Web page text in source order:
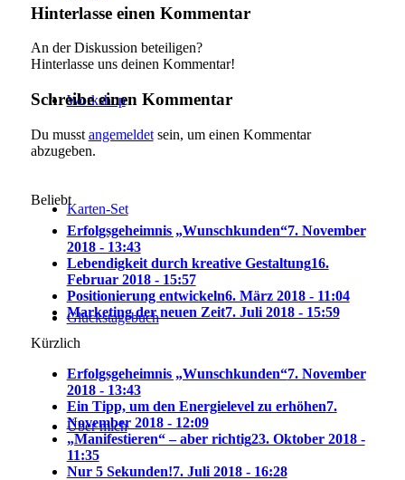
Workshop
Karten-Set
Glückstagebuch
Über mich
Hinterlasse einen Kommentar
An der Diskussion beteiligen?
Hinterlasse uns deinen Kommentar!
Schreibe einen Kommentar
Du musst angemeldetsein, um einen Kommentar
abzugeben.
Beliebt
Erfolgsgeheimnis „Wunschkunden“7. November
2018 - 13:43
Lebendigkeit durch kreative Gestaltung16.
Februar 2018 - 15:57
Positionierung entwickeln6. März 2018 - 11:04
Marketing der neuen Zeit7. Juli 2018 - 15:59
Kürzlich
Erfolgsgeheimnis „Wunschkunden“7. November
2018 - 13:43
Ein Tipp, um den Energielevel zu erhöhen7.
November 2018 - 12:09
„Manifestieren“ – aber richtig23. Oktober 2018 -
11:35
Nur 5 Sekunden!7. Juli 2018 - 16:28